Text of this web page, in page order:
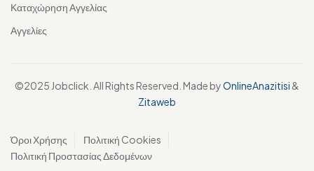
Καταχώρηση Αγγελίας
Αγγελίες
©2025 Jobclick. All Rights Reserved. Made byOnlineAnazitisi &
Zitaweb
Όροι Χρήσης
Πολιτική Cookies
Πολιτική Προστασίας Δεδομένων